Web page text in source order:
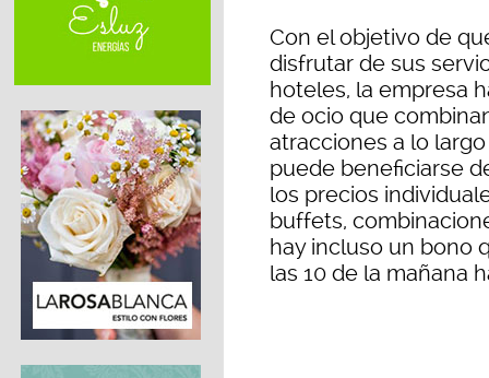
Con el objetivo de
disfrutar de sus
hoteles, la empresa
de ocio que
atracciones a lo
puede beneficiarse
los precios
buffets,
hay incluso un bono
las 10 de la mañana